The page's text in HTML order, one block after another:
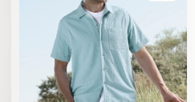
manžetami. Vzadu
dvojité sedlo. Oblý
spodný lem vpredu a
vzadu. Možno prať v
práčke.